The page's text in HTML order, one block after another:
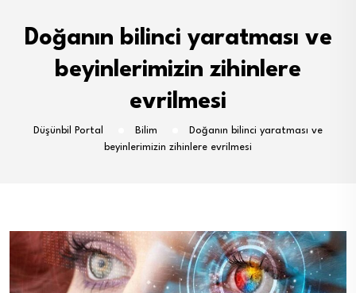
Doğanın bilinci yaratması ve
beyinlerimizin zihinlere
evrilmesi
Düşünbil Portal Bilim
Doğanın bilinci yaratması ve
beyinlerimizin zihinlere evrilmesi